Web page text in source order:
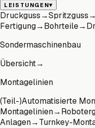
LEISTUNGEN▾
Druckguss→Spritzguss→
Fertigung→Bohrteile→
Sondermaschinenbau
Übersicht→
Montagelinien
(Teil-)Automatisierte
Montagelinien→
Anlagen→Turnkey-